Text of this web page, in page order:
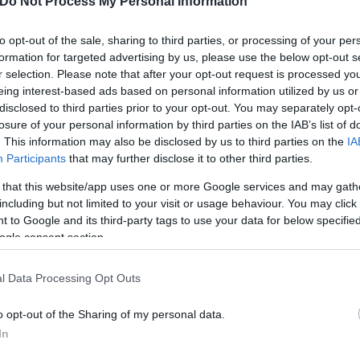
opt-out of the sale, sharing to third parties, or processing of your
for targeted advertising by us, please use the below opt-out
selection. Please note that after your opt-out request is processed
interest-based ads based on personal information utilized by us
to third parties prior to your opt-out. You may separately
of your personal information by third parties on the IAB’s list of
This information may also be disclosed by us to third parties on the
Participants that may further disclose it to other third parties.
that this website/app uses one or more Google services and may
but not limited to your visit or usage behaviour. You may
to Google and its third-party tags to use your data for below
consent section.
Data Processing Opt Outs
opt-out of the Sharing of my personal data.
τώρα, με το δεύτερο ερώτημα, γιατί άραγε ο κ.
που είναι άνδρας με το ονοματεπώνυμό του;
τελείωνε” και μην προχωράς στον β’ γύρο; Και
γνωριζόμαστε. Μου απευθύνθηκε με το
είμαι από εκείνες τις γυναίκες που είναι
διακοσμητικές σε ένα